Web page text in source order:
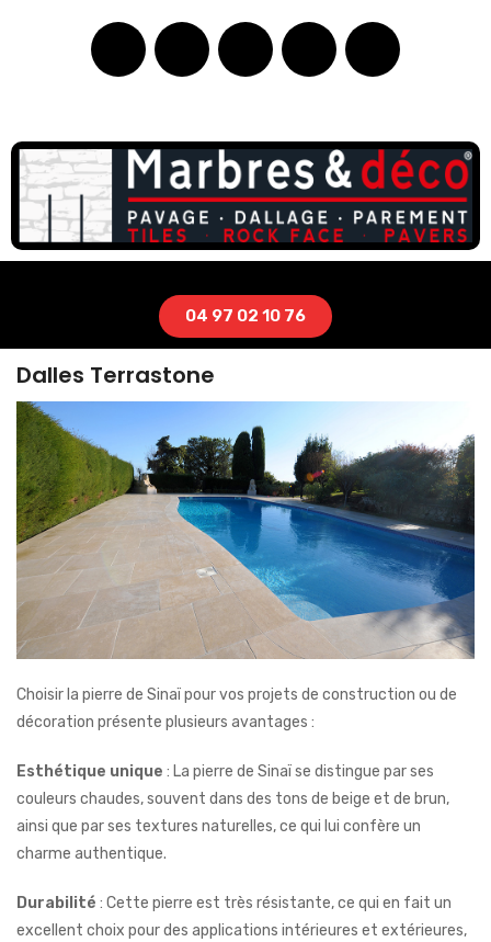
04 97 02 10 76
Dalles Terrastone
Choisir la pierre de Sinaï pour vos projets de construction ou de
décoration présente plusieurs avantages :
Esthétique unique : La pierre de Sinaï se distingue par ses
couleurs chaudes, souvent dans des tons de beige et de brun,
ainsi que par ses textures naturelles, ce qui lui confère un
charme authentique.
Durabilité : Cette pierre est très résistante, ce qui en fait un
excellent choix pour des applications intérieures et extérieures,